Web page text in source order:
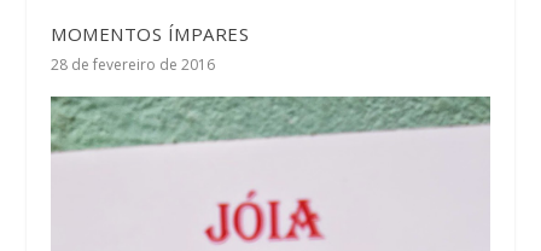
MOMENTOS ÍMPARES
28 de fevereiro de 2016